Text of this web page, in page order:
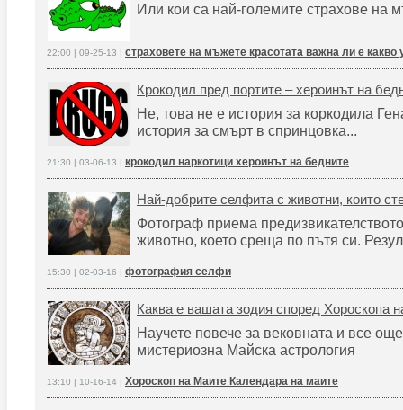
Или кои са най-големите страхове на
22:00 | 09-25-13 | страховете на мъжете красотата важна ли е
Крокодил пред портите – хероинът на
Не, това не е история за коркодила
история за смърт в спринцовка...
21:30 | 03-06-13 | крокодил наркотици хероинът на бедните
Най-добрите селфита с животни, които
Фотограф приема
животно, което среща по пътя си.
15:30 | 02-03-16 | фотография селфи
Каква е вашата зодия според Хороскопа
Научете повече за вековната и все още
мистериозна Майска астрология
13:10 | 10-16-14 | Хороскоп на Маите Календара на маите